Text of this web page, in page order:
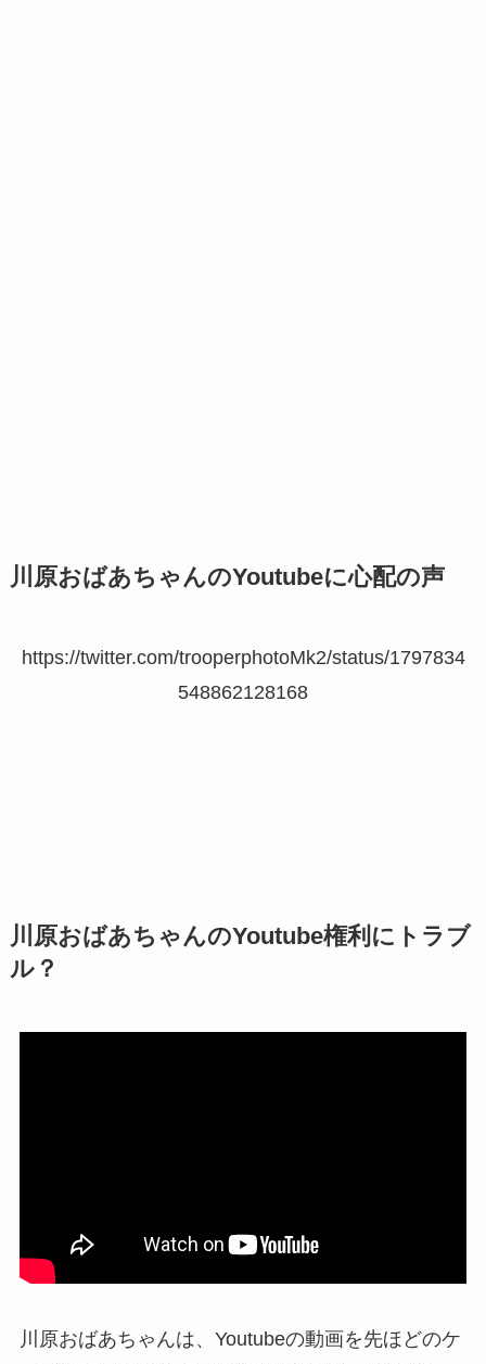
川原おばあちゃんのYoutubeに心配の声
https://twitter.com/trooperphotoMk2/status/1797834
548862128168
川原おばあちゃんのYoutube権利にトラブ
ル？
川原おばあちゃんは、Youtubeの動画を先ほどのケ